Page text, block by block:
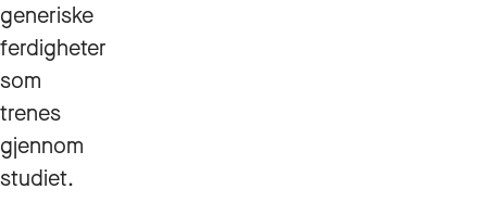
generiske
ferdigheter
som
trenes
gjennom
studiet.